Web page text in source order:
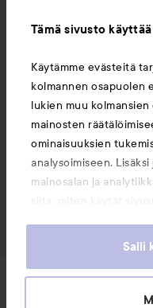
Tämä sivusto
Käytämme evästeitä
kolmannen osapuolen
lukien muu
mainosten
ominaisuuksien
analysoimiseen.
mainosalan ja
heille tai joita on
evästeiden käytön.
Salli
Uutuudet ja